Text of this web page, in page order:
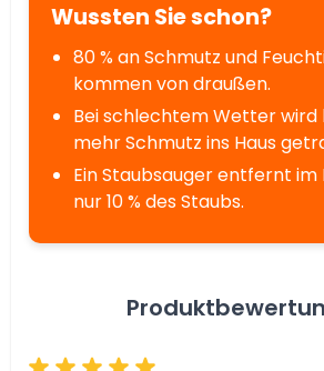
Wussten Sie schon?
80 % an Schmutz und
kommen von draußen.
Bei schlechtem Wetter wird
mehr Schmutz ins Haus
Ein Staubsauger entfernt
nur 10 % des Staubs.